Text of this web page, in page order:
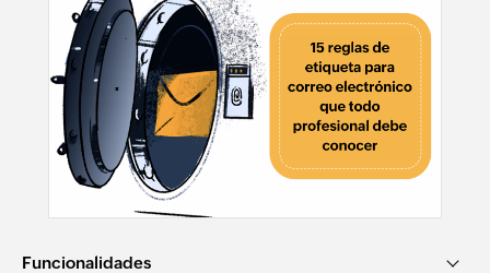
Funcionalidades